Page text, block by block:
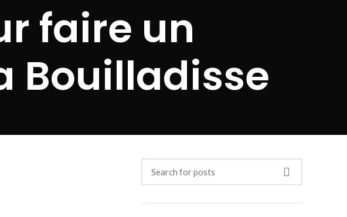
faire un
Bouilladisse